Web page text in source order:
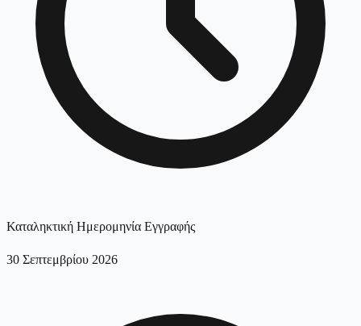
Καταληκτική Ημερομηνία Εγγραφής
30 Σεπτεμβρίου 2026